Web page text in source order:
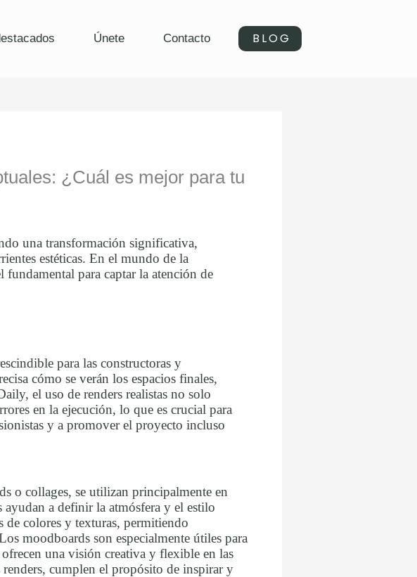
Únete Contacto BLOG
¿Cuál es mejor para tu
una transformación significativa,
estéticas. En el mundo de la
para captar la atención de
para las constructoras y
cómo se verán los espacios finales,
el uso de renders realistas no solo
en la ejecución, lo que es crucial para
y a promover el proyecto incluso
o collages, se utilizan principalmente en
a definir la atmósfera y el estilo
de colores y texturas, permitiendo
moodboards son especialmente útiles para
ofrecen una visión creativa y flexible en las
cumplen el propósito de inspirar y